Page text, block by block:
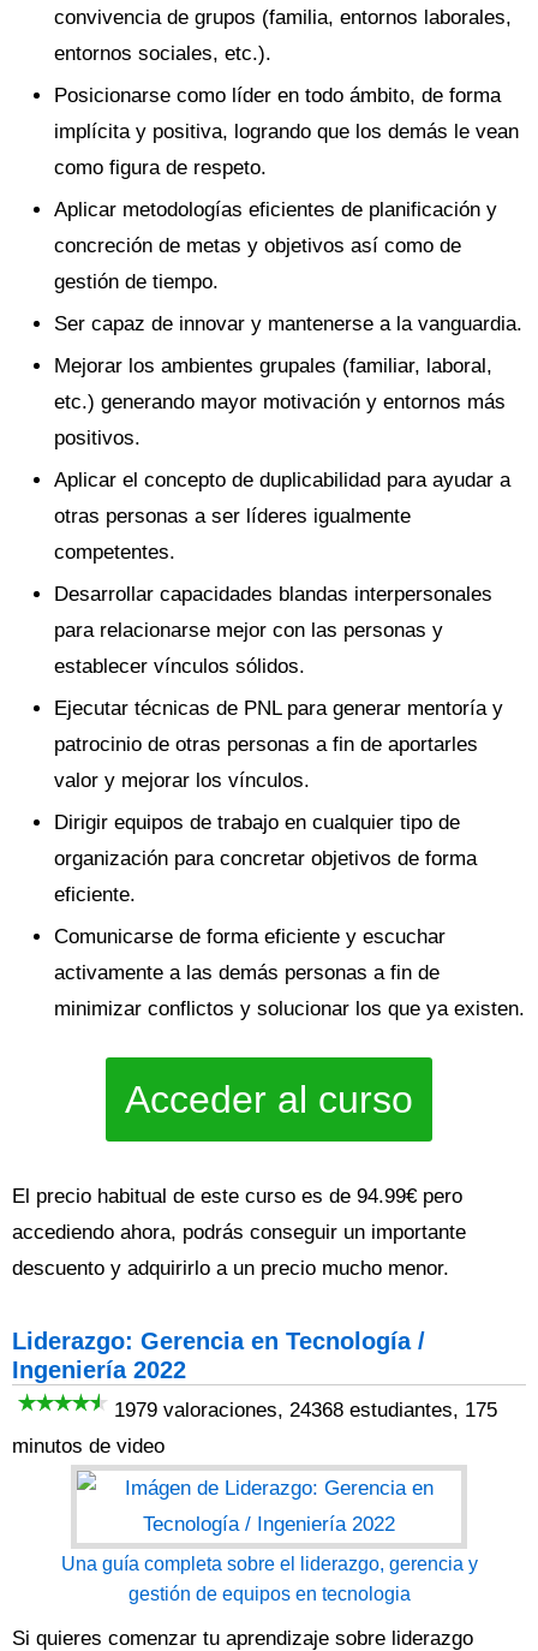
convivencia de grupos (familia, entornos laborales,
entornos sociales, etc.).
Posicionarse como líder en todo ámbito, de forma
implícita y positiva, logrando que los demás le vean
como figura de respeto.
Aplicar metodologías eficientes de planificación y
concreción de metas y objetivos así como de
gestión de tiempo.
Ser capaz de innovar y mantenerse a la vanguardia.
Mejorar los ambientes grupales (familiar, laboral,
etc.) generando mayor motivación y entornos más
positivos.
Aplicar el concepto de duplicabilidad para ayudar a
otras personas a ser líderes igualmente
competentes.
Desarrollar capacidades blandas interpersonales
para relacionarse mejor con las personas y
establecer vínculos sólidos.
Ejecutar técnicas de PNL para generar mentoría y
patrocinio de otras personas a fin de aportarles
valor y mejorar los vínculos.
Dirigir equipos de trabajo en cualquier tipo de
organización para concretar objetivos de forma
eficiente.
Comunicarse de forma eficiente y escuchar
activamente a las demás personas a fin de
minimizar conflictos y solucionar los que ya existen.
Acceder al curso
El precio habitual de este curso es de 94.99€ pero
accediendo ahora, podrás conseguir un importante
descuento y adquirirlo a un precio mucho menor.
Liderazgo: Gerencia en Tecnología /
Ingeniería 2022
1979 valoraciones, 24368 estudiantes, 175
minutos de video
Una guía completa sobre el liderazgo, gerencia y
gestión de equipos en tecnologia
Si quieres comenzar tu aprendizaje sobre liderazgo